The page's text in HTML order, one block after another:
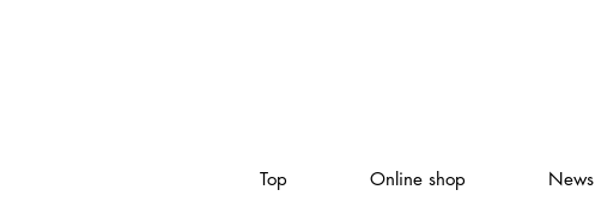
Top Online shop News